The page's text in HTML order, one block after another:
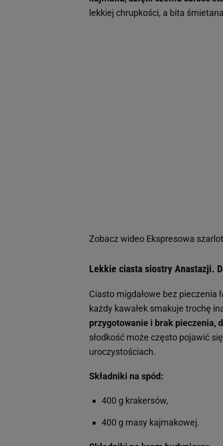
lekkiej chrupkości, a bita
Zobacz wideo Ekspresowa
Lekkie ciasta siostry Anastazji.
Ciasto migdałowe bez pieczenia
każdy kawałek smakuje trochę
przygotowanie i brak pieczenia,
słodkość może często pojawić
uroczystościach.
Składniki na spód:
400 g krakersów,
400 g masy kajmakowej.